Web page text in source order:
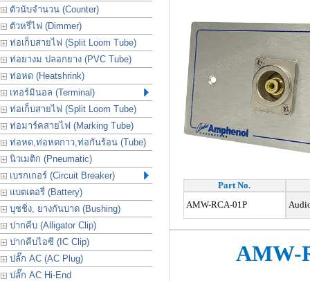
ตัวนับจำนวน (Counter)
ตัวหรี่ไฟ (Dimmer)
ท่อเก็บสายไฟ (Split Loom Tube)
ท่อยางม ปลอกยาง (PVC Tube)
ท่อหด (Heatshrink)
เทอร์มินอล (Terminal)
ท่อเก็บสายไฟ (Split Loom Tube)
ท่อมาร์คสายไฟ (Marking Tube)
ท่อหด,ท่อหดกาว,ท่อกันร้อน (Tube)
นิวเมติก (Pneumatic)
เบรกเกอร์ (Circuit Breaker)
แบตเตอรี่ (Battery)
บุชชิ่ง, ยางกันบาด (Bushing)
ปากคีบ (Alligator Clip)
ปากคีบไอซี (IC Clip)
ปลั๊ก AC (AC Plug)
ปลั๊ก AC Hi-End
Part No.
AMW-RCA-01P
AMW-